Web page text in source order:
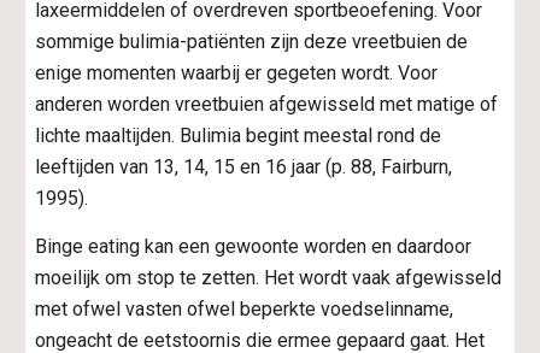
laxeermiddelen of overdreven sportbeoefening. Voor
sommige bulimia-patiënten zijn deze vreetbuien de
enige momenten waarbij er gegeten wordt. Voor
anderen worden vreetbuien afgewisseld met matige of
lichte maaltijden. Bulimia begint meestal rond de
leeftijden van 13, 14, 15 en 16 jaar (p. 88, Fairburn,
1995).
Binge eating kan een gewoonte worden en daardoor
moeilijk om stop te zetten. Het wordt vaak afgewisseld
met ofwel vasten ofwel beperkte voedselinname,
ongeacht de eetstoornis die ermee gepaard gaat. Het